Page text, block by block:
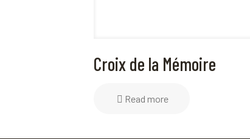
Croix de la Mémoire
Read more